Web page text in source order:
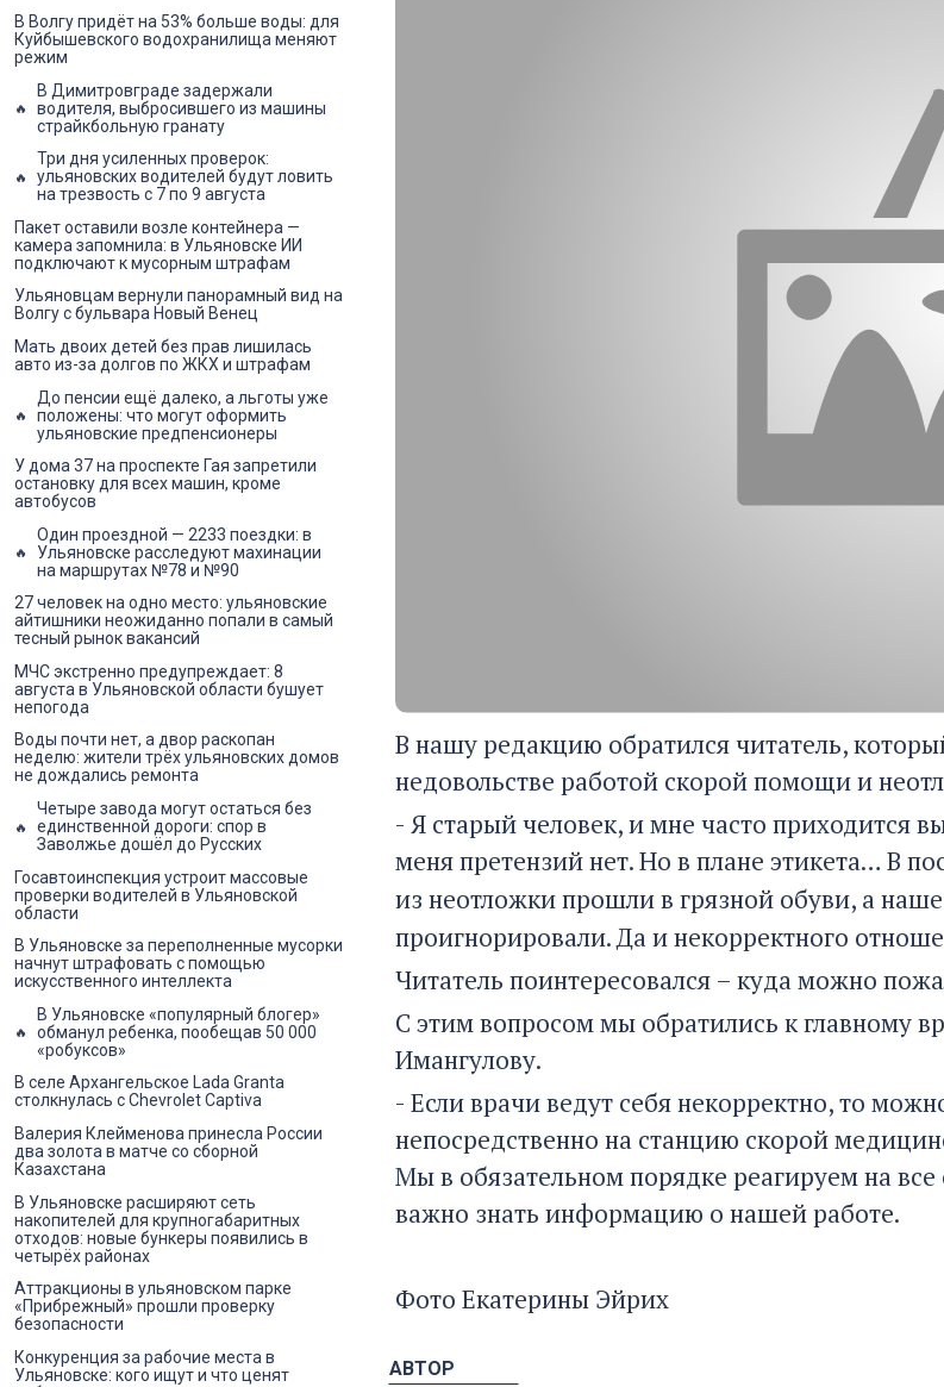
В нашу редакцию обратился читатель,
недовольстве работой скорой помощи и
- Я старый человек, и мне часто приходится
меня претензий нет. Но в плане этикета… В
из неотложкипрошли в грязной обуви, а
проигнорировали. Да и некорректного
Читатель поинтересовался – куда можно
С этим вопросом мы обратились к главному
Имангулову.
- Если врачи ведут себя некорректно, то
непосредственно на станцию скорой
Мы в обязательном порядке реагируем на
важно знать информацию о нашей работе.
Фото Екатерины Эйрих
АВТОР
В Волгу придёт на 53% больше воды: для
Куйбышевского водохранилища меняют
режим
В Димитровграде задержали
водителя, выбросившего из машины
страйкбольную гранату
Три дня усиленных проверок:
ульяновских водителей будут ловить
на трезвость с 7 по 9 августа
Пакет оставили возле контейнера —
камера запомнила: в Ульяновске ИИ
подключают к мусорным штрафам
Ульяновцам вернули панорамный вид на
Волгу с бульвара Новый Венец
Мать двоих детей без прав лишилась
авто из-за долгов по ЖКХ и штрафам
До пенсии ещё далеко, а льготы уже
положены: что могут оформить
ульяновские предпенсионеры
У дома 37 на проспекте Гая запретили
остановку для всех машин, кроме
автобусов
Один проездной — 2233 поездки: в
Ульяновске расследуют махинации
на маршрутах №78 и №90
27 человек на одно место: ульяновские
айтишники неожиданно попали в самый
тесный рынок вакансий
МЧС экстренно предупреждает: 8
августа в Ульяновской области бушует
непогода
Воды почти нет, а двор раскопан
неделю: жители трёх ульяновских домов
не дождались ремонта
Четыре завода могут остаться без
единственной дороги: спор в
Заволжье дошёл до Русских
Госавтоинспекция устроит массовые
проверки водителей в Ульяновской
области
В Ульяновске за переполненные мусорки
начнут штрафовать с помощью
искусственного интеллекта
В Ульяновске «популярный блогер»
обманул ребенка, пообещав 50 000
«робуксов»
В селе Архангельское Lada Granta
столкнулась с Chevrolet Captiva
Валерия Клейменова принесла России
два золота в матче со сборной
Казахстана
В Ульяновске расширяют сеть
накопителей для крупногабаритных
отходов: новые бункеры появились в
четырёх районах
Аттракционы в ульяновском парке
«Прибрежный» прошли проверку
безопасности
Конкуренция за рабочие места в
Ульяновске: кого ищут и что ценят